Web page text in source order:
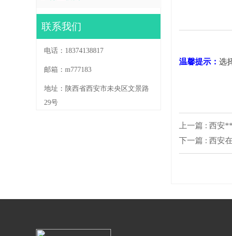
联系我们
电话：18374138817
邮箱：m777183
地址：陕西省西安市未央区文景路
29号
温馨提示： 选
上一篇 : 西安
下一篇 : 西安